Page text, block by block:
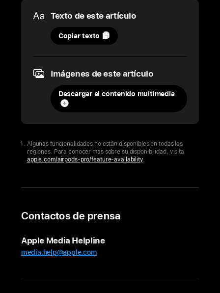
Media
Texto de este artículo
28
de
octubre
de
ACTUALIZACIÓN
Cómo
desarrolló
integral
salud
auditiva
mundo
Copiar texto
Imágenes de este artículo
Descargar el contenido multimedia
Algunas funcionalidades no están disponibles en todas las
regiones. Para conocer más sobre su disponibilidad, visita
apple.com/airpods-pro/feature-availability.
Contactos de prensa
Apple Media Helpline
media.help@apple.com